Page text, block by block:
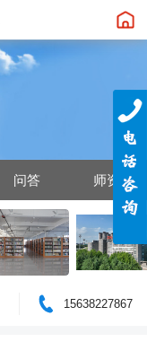
问答 师资
15638227867